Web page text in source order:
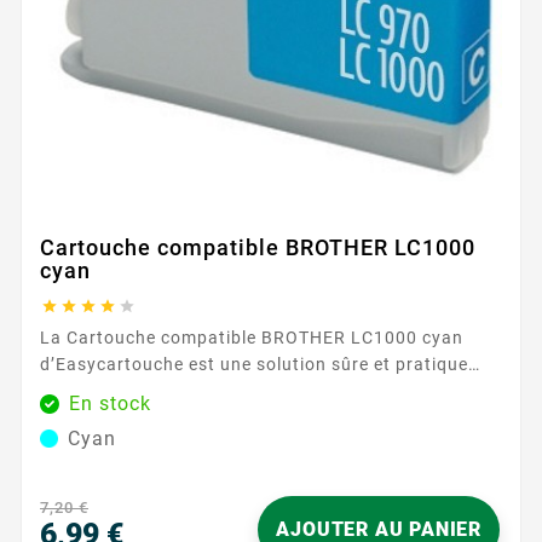
Cartouche compatible BROTHER LC1000
cyan
    
La Cartouche compatible BROTHER LC1000 cyan
d’Easycartouche est une solution sûre et pratique
pour remettre de la couleur dans vos impressions.
Conçue pour fonctionner avec la gamme BROTHER
LC1000 , elle s’insère facilement et est reconnue
des bleus propres et des dégradés homogènes, pour
des documents nets...
En stock
Cyan
7,20 €
6,99 € AJOUTER AU PANIER